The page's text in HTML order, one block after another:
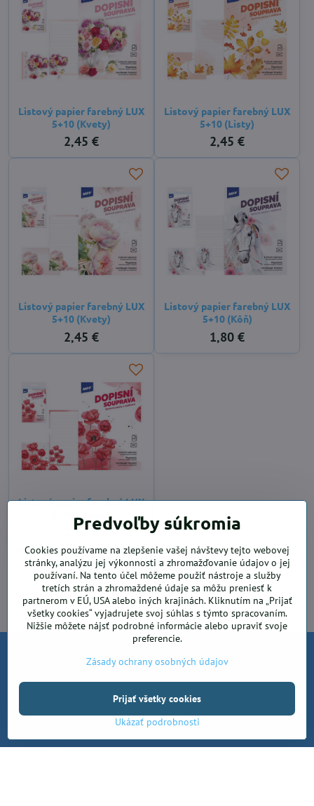
Listový papier farebný LUX
5+10 (Kvety)
2,45 €
Listový papier farebný LUX
5+10 (Listy)
2,45 €
Listový papier farebný LUX
5+10 (Kvety)
2,45 €
Listový papier farebný LUX
5+10 (Kôň)
1,80 €
Listový papier farebný LUX
5+10 (Kvety)
2,45 €
Nie sú žiadne ďalšie produkty.
1 2
Predvoľby súkromia
Cookies používame na zlepšenie vašej návštevy tejto webovej
stránky, analýzu jej výkonnosti a zhromažďovanie údajov o jej
používaní. Na tento účel môžeme použiť nástroje a služby
tretích strán a zhromaždené údaje sa môžu preniesť k
partnerom v EÚ, USA alebo iných krajinách. Kliknutím na „Prijať
všetky cookies“ vyjadrujete svoj súhlas s týmto spracovaním.
Nižšie môžete nájsť podrobné informácie alebo upraviť svoje
preferencie.
Zásady ochrany osobných údajov
Ukázať podrobnosti
Prijať všetky cookies